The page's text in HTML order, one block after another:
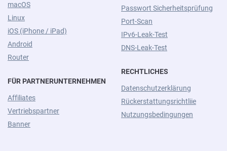
macOS
Linux
iOS (iPhone / iPad)
Android
Router
FÜR PARTNERUNTERNEHMEN
Affiliates
Vertriebspartner
Banner
Passwort Sicherheitsprüfung
Port-Scan
IPv6-Leak-Test
DNS-Leak-Test
RECHTLICHES
Datenschutzerklärung
Rückerstattungsrichtliie
Nutzungsbedingungen